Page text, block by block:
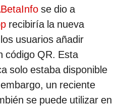
se dio a
recibiría la nueva
usuarios añadir
código QR. Esta
solo estaba disponible
un reciente
se puede utilizar en